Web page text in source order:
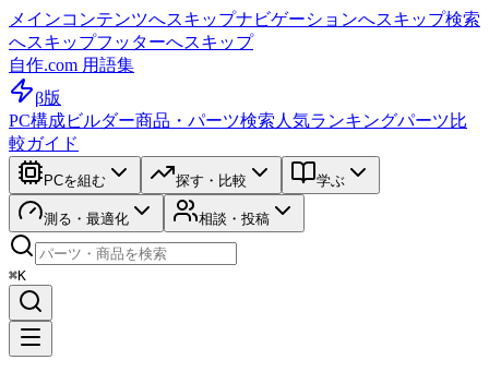
メインコンテンツへスキップナビゲーションへスキップ検索
へスキップフッターへスキップ
自作.com 用語集
β版
PC構成ビルダー商品・パーツ検索 人気ランキングパーツ比
較ガイド
PCを組む 探す・比較 学ぶ
測る・最適化 相談・投稿
⌘K